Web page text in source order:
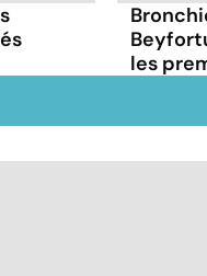
les